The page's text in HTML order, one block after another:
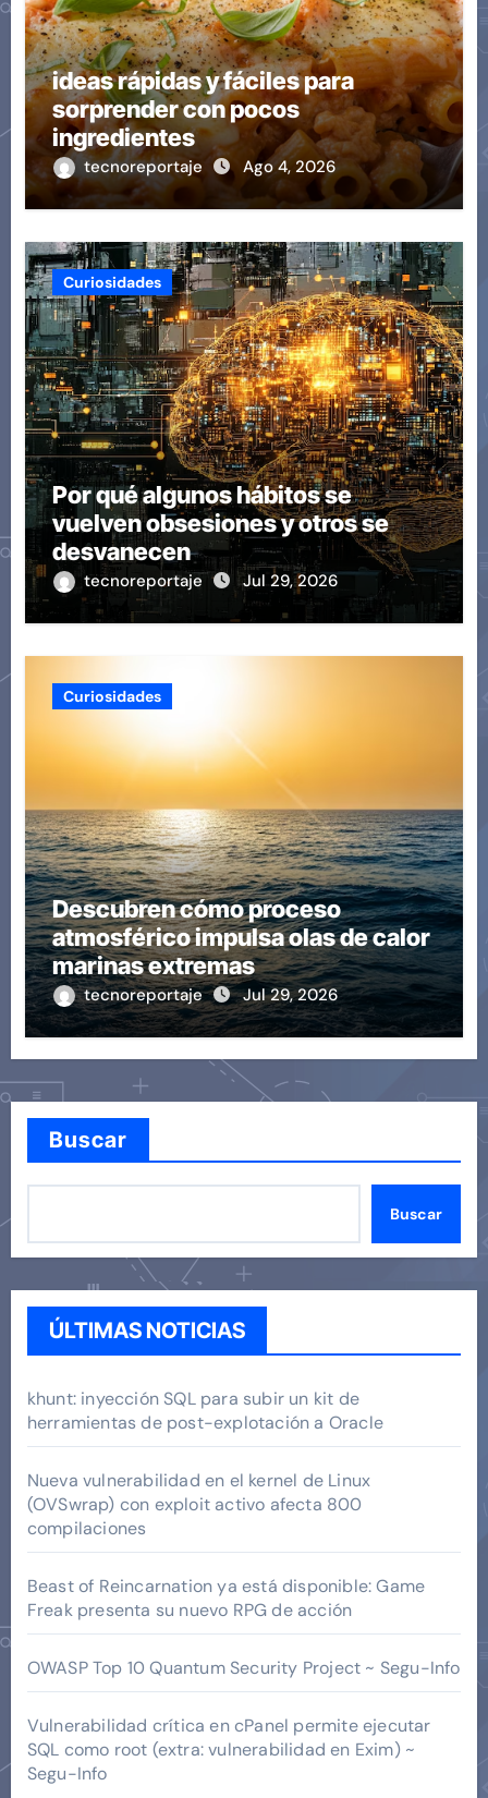
ideas rápidas y fáciles para
sorprender con pocos
ingredientes
tecnoreportaje Ago 4, 2026
Curiosidades
Por qué algunos hábitos se
vuelven obsesiones y otros se
desvanecen
tecnoreportaje Jul 29, 2026
Curiosidades
Descubren cómo proceso
atmosférico impulsa olas de calor
marinas extremas
tecnoreportaje Jul 29, 2026
Buscar
Buscar
ÚLTIMAS NOTICIAS
khunt: inyección SQL para subir un kit de
herramientas de post-explotación a Oracle
Nueva vulnerabilidad en el kernel de Linux
(OVSwrap) con exploit activo afecta 800
compilaciones
Beast of Reincarnation ya está disponible: Game
Freak presenta su nuevo RPG de acción
OWASP Top 10 Quantum Security Project ~ Segu-Info
Vulnerabilidad crítica en cPanel permite ejecutar
SQL como root (extra: vulnerabilidad en Exim) ~
Segu-Info